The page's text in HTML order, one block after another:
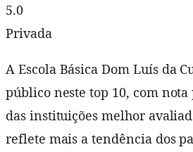
5.0
Privada
A Escola Básica Dom Luís da
público neste top 10, com
das instituições melhor
reflete mais a tendência dos